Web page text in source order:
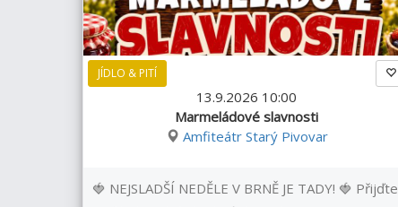
JÍDLO & PITÍ
13.9.2026 10:00
Marmeládové slavnosti
Amfiteátr Starý Pivovar
🍓 NEJSLADŠÍ NEDĚLE V BRNĚ JE TADY! 🍓 Přijďte